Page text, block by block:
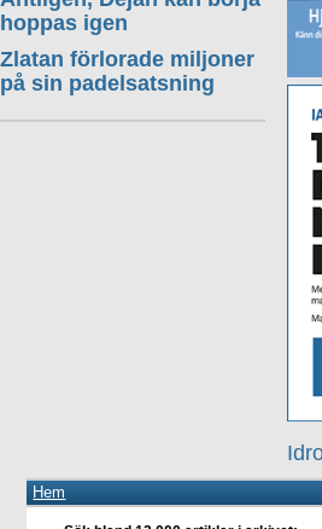
hoppas igen
Zlatan förlorade miljoner
på sin padelsatsning
Hem